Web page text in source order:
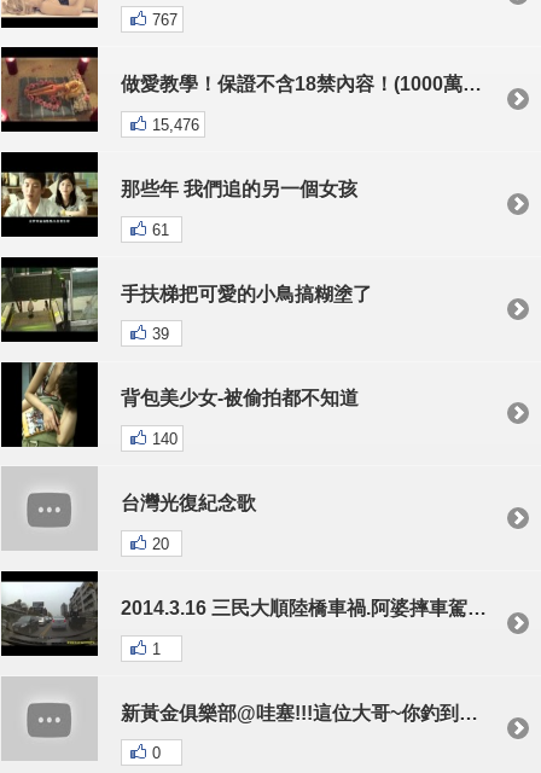
767
做愛教學！保證不含18禁內容！(1000萬點閱)
15,476
那些年 我們追的另一個女孩
61
手扶梯把可愛的小鳥搞糊塗了
39
背包美少女-被偷拍都不知道
140
台灣光復紀念歌
20
2014.3.16 三民大順陸橋車禍.阿婆摔車駕駛淡定旁觀！
1
新黃金俱樂部@哇塞!!!這位大哥~你釣到魚精了@
0